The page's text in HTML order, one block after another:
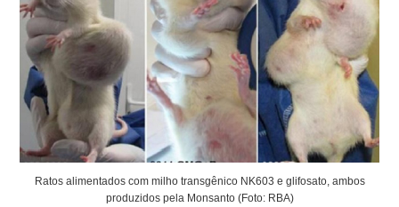
Ratos alimentados com milho transgênico NK603 e glifosato, ambos
produzidos pela Monsanto (Foto: RBA)